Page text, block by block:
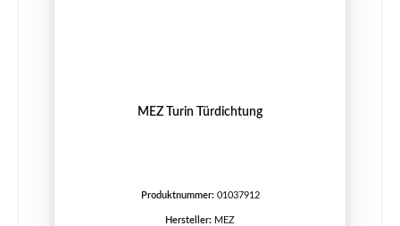
MEZ Turin Türdichtung
Produktnummer: 01037912
Hersteller: MEZ